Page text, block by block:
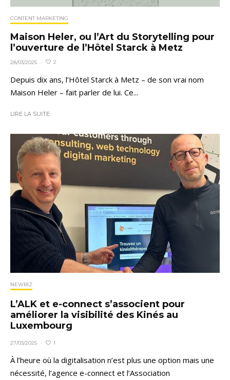
CONTENT MARKETING
Maison Heler, ou l’Art du Storytelling pour
l’ouverture de l’Hôtel Starck à Metz
28/03/2025 · 2
Depuis dix ans, l’Hôtel Starck à Metz – de son vrai nom
Maison Heler – fait parler de lui. Ce...
LIRE LA SUITE
NEWBIZ
L’ALK et e-connect s’associent pour
améliorer la visibilité des Kinés au
Luxembourg
27/03/2025 · 1
À l’heure où la digitalisation n’est plus une option mais une
nécessité, l’agence e-connect et l’Association